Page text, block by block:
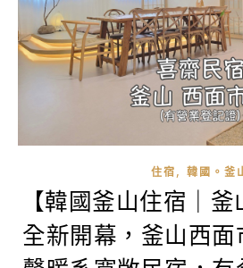
住宿, 韓國。釜
【韓國釜山住宿｜
全新開幕，釜山西面